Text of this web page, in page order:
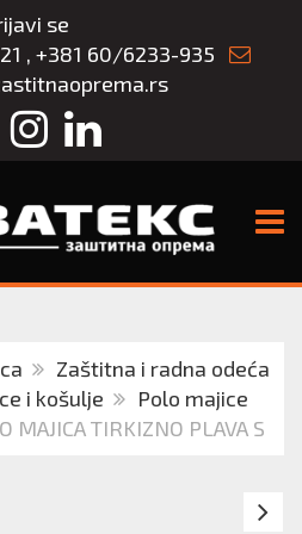
se
, +381 60/6233-935
FacebookInstagram
LinkedIn
Zaštitna i radna odeća
i košulje
Polo majice
MAJICA TIRKIZNO PLAVA S